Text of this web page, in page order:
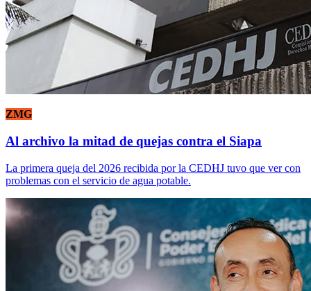
ZMG
Al archivo la mitad de quejas contra el Siapa
La primera queja del 2026 recibida por la CEDHJ tuvo que ver con
problemas con el servicio de agua potable.